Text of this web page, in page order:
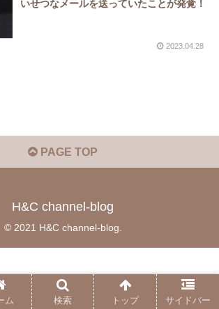
いせつなメールを送っていたことが発覚！
2023.04.28
PAGE TOP
H&C channel-blog
© 2021 H&C channel-blog.
ム 検索 トップ サイドバー